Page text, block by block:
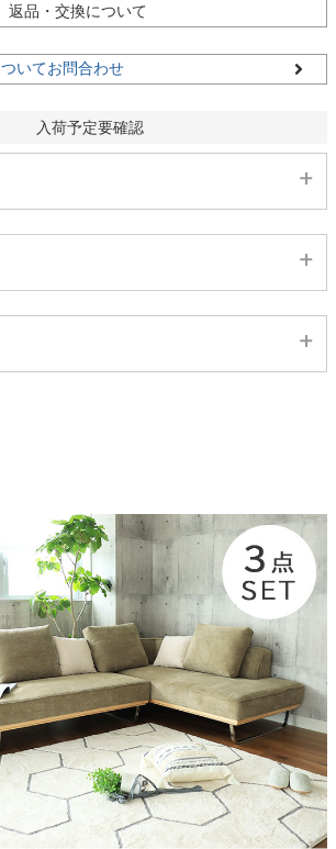
返品・交換について
いてお問合わせ
入荷予定要確認
ーム